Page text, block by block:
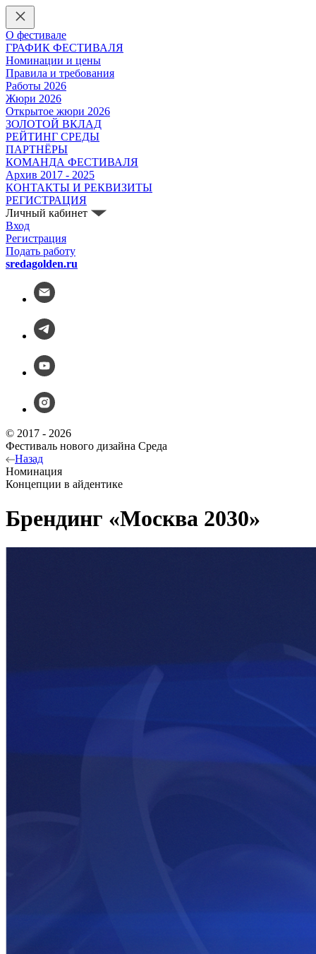
О фестивале
ГРАФИК ФЕСТИВАЛЯ
Номинации и цены
Правила и требования
Работы 2026
Жюри 2026
Открытое жюри 2026
ЗОЛОТОЙ ВКЛАД
РЕЙТИНГ СРЕДЫ
ПАРТНЁРЫ
КОМАНДА ФЕСТИВАЛЯ
Архив 2017 - 2025
КОНТАКТЫ И РЕКВИЗИТЫ
РЕГИСТРАЦИЯ
Личный кабинет
Вход
Регистрация
Подать работу
sredagolden.ru
© 2017 - 2026
Фестиваль нового дизайна Среда
Назад
Номинация
Концепции в айдентике
Брендинг «Москва 2030»